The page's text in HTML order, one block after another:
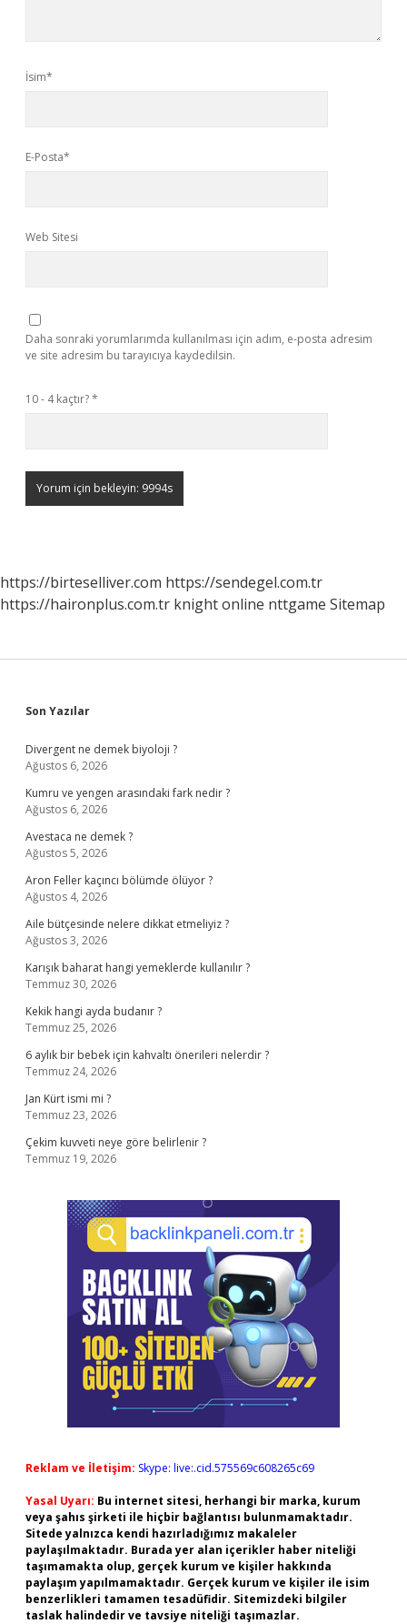
İsim*
E-Posta*
Web Sitesi
Daha sonraki yorumlarımda kullanılması için adım, e-posta adresim
ve site adresim bu tarayıcıya kaydedilsin.
10 - 4 kaçtır?*
https://birteselliver.com https://sendegel.com.tr
https://haironplus.com.tr knight online nttgame Sitemap
Sidebar
Son Yazılar
Divergent ne demek biyoloji ?
Ağustos 6, 2026
Kumru ve yengen arasındaki fark nedir ?
Ağustos 6, 2026
Avestaca ne demek ?
Ağustos 5, 2026
Aron Feller kaçıncı bölümde ölüyor ?
Ağustos 4, 2026
Aile bütçesinde nelere dikkat etmeliyiz ?
Ağustos 3, 2026
Karışık baharat hangi yemeklerde kullanılır ?
Temmuz 30, 2026
Kekik hangi ayda budanır ?
Temmuz 25, 2026
6 aylık bir bebek için kahvaltı önerileri nelerdir ?
Temmuz 24, 2026
Jan Kürt ismi mi ?
Temmuz 23, 2026
Çekim kuvveti neye göre belirlenir ?
Temmuz 19, 2026
Reklam ve İletişim: Skype: live:.cid.575569c608265c69
Yasal Uyarı: Bu internet sitesi, herhangi bir marka, kurum
veya şahıs şirketi ile hiçbir bağlantısı bulunmamaktadır.
Sitede yalnızca kendi hazırladığımız makaleler
paylaşılmaktadır. Burada yer alan içerikler haber niteliği
taşımamakta olup, gerçek kurum ve kişiler hakkında
paylaşım yapılmamaktadır. Gerçek kurum ve kişiler ile isim
benzerlikleri tamamen tesadüfidir. Sitemizdeki bilgiler
taslak halindedir ve tavsiye niteliği taşımazlar.